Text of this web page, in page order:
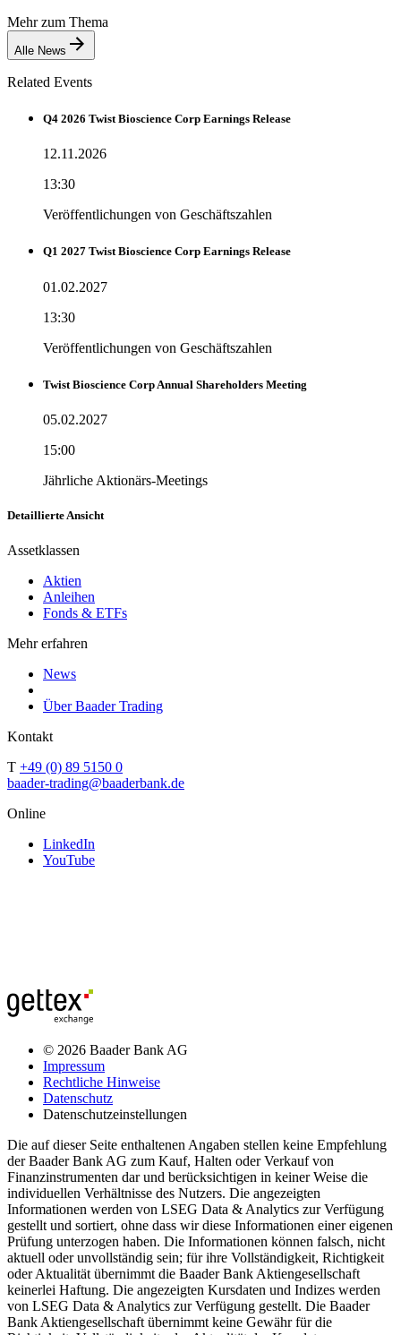
Mehr zum Thema
Alle News
Related Events
Q4 2026 Twist Bioscience Corp Earnings Release
12.11.2026
13:30
Veröffentlichungen von Geschäftszahlen
Q1 2027 Twist Bioscience Corp Earnings Release
01.02.2027
13:30
Veröffentlichungen von Geschäftszahlen
Twist Bioscience Corp Annual Shareholders Meeting
05.02.2027
15:00
Jährliche Aktionärs-Meetings
Detaillierte Ansicht
Assetklassen
Aktien
Anleihen
Fonds & ETFs
Mehr erfahren
News
Über Baader Trading
Kontakt
T +49 (0) 89 5150 0
baader-trading@baaderbank.de
Online
LinkedIn
YouTube
© 2026 Baader Bank AG
Impressum
Rechtliche Hinweise
Datenschutz
Datenschutzeinstellungen
Die auf dieser Seite enthaltenen Angaben stellen keine Empfehlung
der Baader Bank AG zum Kauf, Halten oder Verkauf von
Finanzinstrumenten dar und berücksichtigen in keiner Weise die
individuellen Verhältnisse des Nutzers. Die angezeigten
Informationen werden von LSEG Data & Analytics zur Verfügung
gestellt und sortiert, ohne dass wir diese Informationen einer eigenen
Prüfung unterzogen haben. Die Informationen können falsch, nicht
aktuell oder unvollständig sein; für ihre Vollständigkeit, Richtigkeit
oder Aktualität übernimmt die Baader Bank Aktiengesellschaft
keinerlei Haftung. Die angezeigten Kursdaten und Indizes werden
von LSEG Data & Analytics zur Verfügung gestellt. Die Baader
Bank Aktiengesellschaft übernimmt keine Gewähr für die